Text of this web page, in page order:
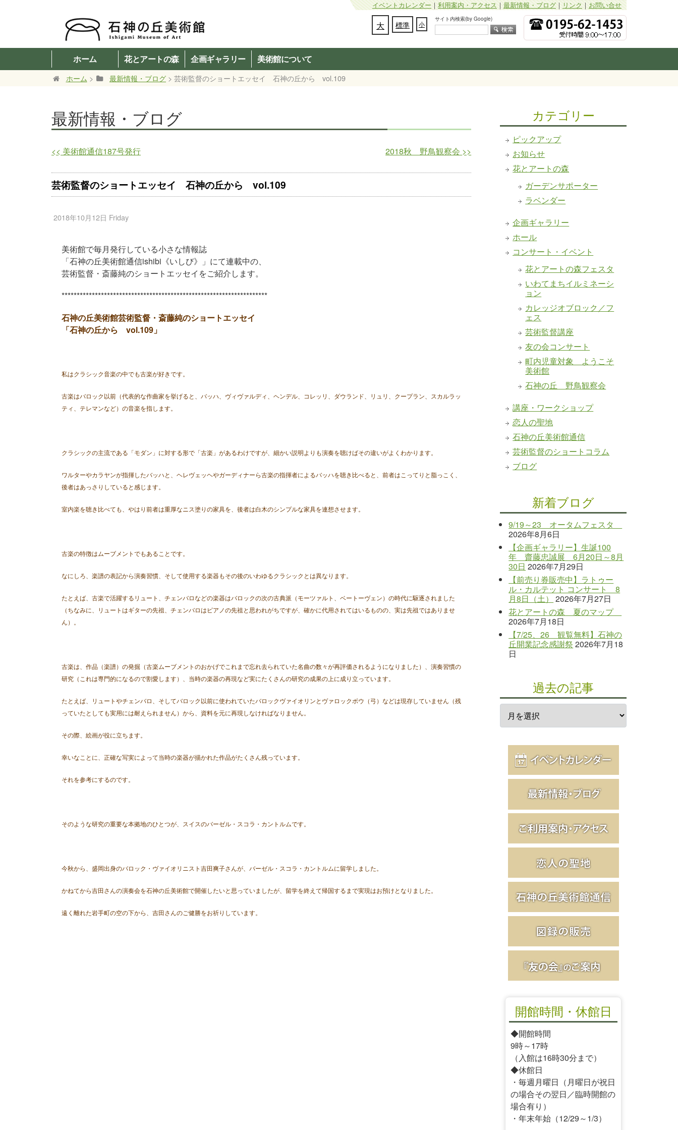
イベントカレンダー｜利用案内・アクセス｜最新情報・ブログ｜リンク｜お問い合せ
サイト内検索(by Google)
大 標準 小
ホーム 花とアートの森 企画ギャラリー 美術館について
ホーム > 最新情報・ブログ > 芸術監督のショートエッセイ 石神の丘から vol.109
最新情報・ブログ
<< 美術館通信187号発行 2018秋 野鳥観察会 >>
芸術監督のショートエッセイ 石神の丘から vol.109
2018年10月12日 Friday
美術館で毎月発行している小さな情報誌
「石神の丘美術館通信ishibi《いしび》」にて連載中の、
芸術監督・斎藤純のショートエッセイをご紹介します。
********************************************************************
石神の丘美術館芸術監督・斎藤純のショートエッセイ
「石神の丘から vol.109」
私はクラシック音楽の中でも古楽が好きです。
古楽はバロック以前（代表的な作曲家を挙げると、バッハ、ヴィヴァルディ、ヘンデル、コレッリ、ダウランド、リュリ、クープラン、スカルラッ
ティ、テレマンなど）の音楽を指します。
クラシックの主流である「モダン」に対する形で「古楽」があるわけですが、細かい説明よりも演奏を聴けばその違いがよくわかります。
ワルターやカラヤンが指揮したバッハと、ヘレヴェッヘやガーディナーら古楽の指揮者によるバッハを聴き比べると、前者はこってりと脂っこく、
後者はあっさりしていると感じます。
室内楽を聴き比べても、やはり前者は重厚なニス塗りの家具を、後者は白木のシンプルな家具を連想させます。
古楽の特徴はムーブメントでもあることです。
なにしろ、楽譜の表記から演奏習慣、そして使用する楽器もその後のいわゆるクラシックとは異なります。
たとえば、古楽で活躍するリュート、チェンバロなどの楽器はバロックの次の古典派（モーツァルト、ベートーヴェン）の時代に駆逐されました
（ちなみに、リュートはギターの先祖、チェンバロはピアノの先祖と思われがちですが、確かに代用されてはいるものの、実は先祖ではありませ
ん）。
古楽は、作品（楽譜）の発掘（古楽ムーブメントのおかげでこれまで忘れ去られていた名曲の数々が再評価されるようになりました）、演奏習慣の
研究（これは専門的になるので割愛します）、当時の楽器の再現など実にたくさんの研究の成果の上に成り立っています。
たとえば、リュートやチェンバロ、そしてバロック以前に使われていたバロックヴァイオリンとヴァロックボウ（弓）などは現存していません（残
っていたとしても実用には耐えられません）から、資料を元に再現しなければなりません。
その際、絵画が役に立ちます。
幸いなことに、正確な写実によって当時の楽器が描かれた作品がたくさん残っています。
それを参考にするのです。
そのような研究の重要な本拠地のひとつが、スイスのバーゼル・スコラ・カントルムです。
今秋から、盛岡出身のバロック・ヴァイオリニスト吉田爽子さんが、バーゼル・スコラ・カントルムに留学しました。
かねてから吉田さんの演奏会を石神の丘美術館で開催したいと思っていましたが、留学を終えて帰国するまで実現はお預けとなりました。
遠く離れた岩手町の空の下から、吉田さんのご健勝をお祈りしています。
カテゴリー
ピックアップ
お知らせ
花とアートの森
ガーデンサポーター
ラベンダー
企画ギャラリー
ホール
コンサート・イベント
花とアートの森フェスタ
いわてまちイルミネーシ
ョン
カレッジオブロック／フ
ェス
芸術監督講座
友の会コンサート
町内児童対象 ようこそ
美術館
石神の丘 野鳥観察会
講座・ワークショップ
恋人の聖地
石神の丘美術館通信
芸術監督のショートコラム
ブログ
新着ブログ
9/19～23 オータムフェスタ
2026年8月6日
【企画ギャラリー】生誕100
年 齋藤忠誠展 6月20日～8月
30日 2026年7月29日
【前売り券販売中】ラトゥー
ル・カルテット コンサート 8
月8日（土）
2026年7月27日
花とアートの森 夏のマップ
2026年7月18日
【7/25、26 観覧無料】石神の
丘開業記念感謝祭 2026年7月18
日
過去の記事
開館時間・休館日
◆開館時間
9時～17時
（入館は16時30分まで）
◆休館日
・毎週月曜日（月曜日が祝日
の場合その翌日／臨時開館の
場合有り）
・年末年始（12/29～1/3）